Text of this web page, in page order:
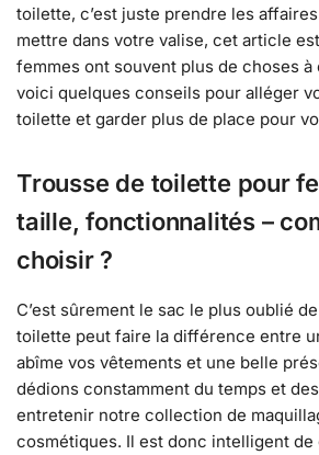
toilette, c’est juste prendre les
mettre dans votre valise, cet article
femmes ont souvent plus de choses à
voici quelques conseils pour alléger
toilette et garder plus de place pour
Trousse de toilette pour
taille, fonctionnalités –
choisir ?
C’est sûrement le sac le plus oublié
toilette peut faire la différence entre
abîme vos vêtements et une belle
dédions constamment du temps et
entretenir notre collection de
cosmétiques. Il est donc intelligent